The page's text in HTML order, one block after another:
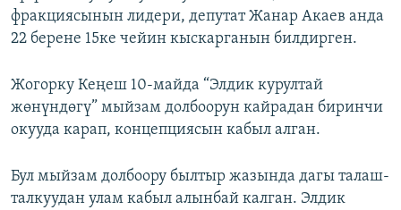
фракциясынын лидери, депутат Жанар Акаев анда
22 берене 15ке чейин кыскарганын билдирген.
Жогорку Кеңеш 10-майда “Элдик курултай
жөнүндөгү” мыйзам долбоорун кайрадан биринчи
окууда карап, концепциясын кабыл алган.
Бул мыйзам долбоору былтыр жазында дагы талаш-
талкуудан улам кабыл алынбай калган. Элдик